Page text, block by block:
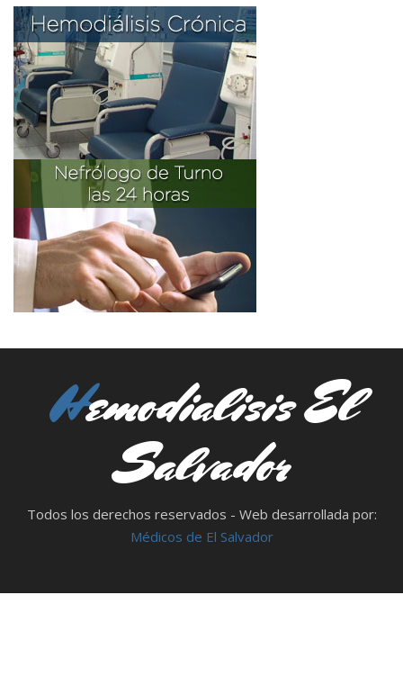
Hemodialisis El
Salvador
Todos los derechos reservados - Web desarrollada por:
Médicos de El Salvador